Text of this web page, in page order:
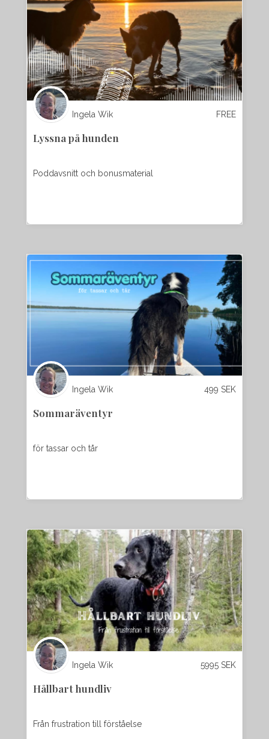
Ingela Wik FREE
Lyssna på hunden
Poddavsnitt och bonusmaterial
Ingela Wik 499 SEK
Sommaräventyr
för tassar och tår
Ingela Wik 5995 SEK
Hållbart hundliv
Från frustration till förståelse